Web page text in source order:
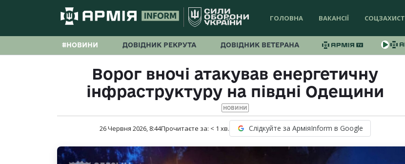
ГОЛОВНА ВАКАНСІЇ СОЦЗАХИСТ
#НОВИНИ ДОВІДНИК РЕКРУТА ДОВІДНИК ВЕТЕРАНА
Ворог вночі атакував енергетичну
інфраструктуру на півдні Одещини
НОВИНИ
26 Червня 2026, 8:44Прочитаєте за: < 1 хв. Слідкуйте за АрміяInform в Google